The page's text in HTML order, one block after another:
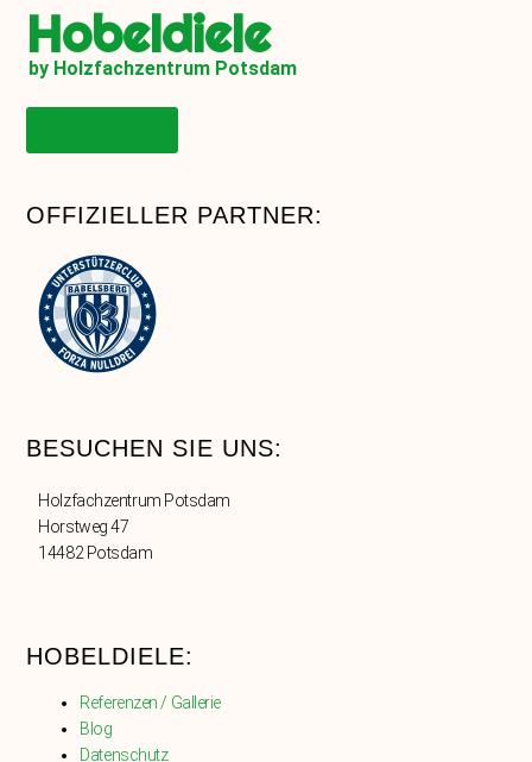
Hobeldiele
by Holzfachzentrum Potsdam
OFFIZIELLER PARTNER:
BESUCHEN SIE UNS:
Holzfachzentrum Potsdam
Horstweg 47
14482 Potsdam
HOBELDIELE:
Referenzen / Gallerie
Blog
Datenschutz